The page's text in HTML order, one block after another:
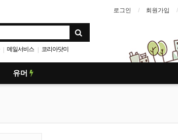
로그인 회원가입
| 메일서비스 | 코리아닷미
유머